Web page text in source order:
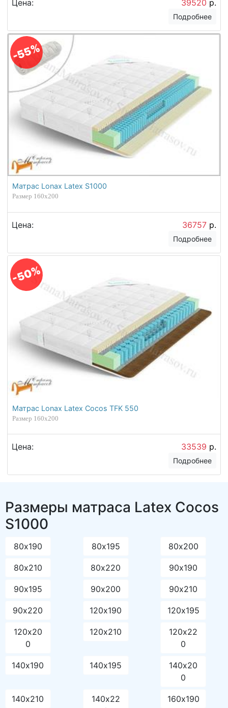
Цена: 39520 р.
Подробнее
-55%
Матрас Lonax Latex S1000
Размер 160х200
Цена: 36757 р.
Подробнее
-50%
Матрас Lonax Latex Cocos TFK 550
Размер 160х200
Цена: 33539 р.
Подробнее
Размеры матраса Latex Cocos
S1000
80х190 80х195 80х200
80х210 80х220 90х190
90х195 90х200 90х210
90х220 120х190 120х195
120х20
0
120х210
120х22
0
140х190 140х195
140х20
0
140х210
140х22
160х190